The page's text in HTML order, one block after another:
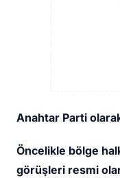
Anahtar Parti
Öncelikle bölge
görüşleri resmi